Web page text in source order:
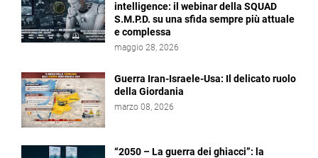
intelligence: il webinar della SQUAD
S.M.P.D. su una sfida sempre più attuale
e complessa
maggio 28, 2026
Guerra Iran-Israele-Usa: Il delicato ruolo
della Giordania
marzo 08, 2026
“2050 – La guerra dei ghiacci”: la